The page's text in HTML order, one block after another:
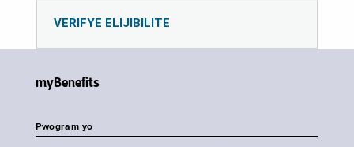
VERIFYE ELIJIBILITE
myBenefits
Pwogram yo